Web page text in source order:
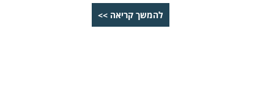
להמשך קריאה >>